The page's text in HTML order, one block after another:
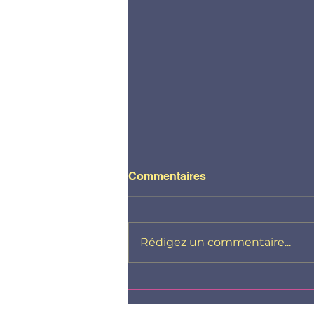
Ma fille est en colère...
Commentaires
Rédigez un commentaire...